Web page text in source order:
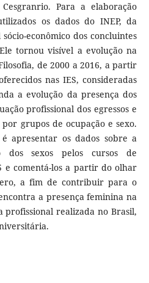
Para a elaboração
os dados do INEP, da
econômico dos concluintes
tornou visível a evolução na
de 2000 a 2016, a partir
nas IES, consideradas
a evolução da presença dos
profissional dos egressos e
grupos de ocupação e sexo.
apresentar os dados sobre a
dos sexos pelos cursos de
e comentá-los a partir do olhar
a fim de contribuir para o
a presença feminina na
profissional realizada no Brasil,